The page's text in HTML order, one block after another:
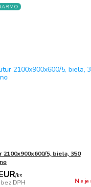
2100x900x600/5, biela, 350
/ks
bez DPH Nie